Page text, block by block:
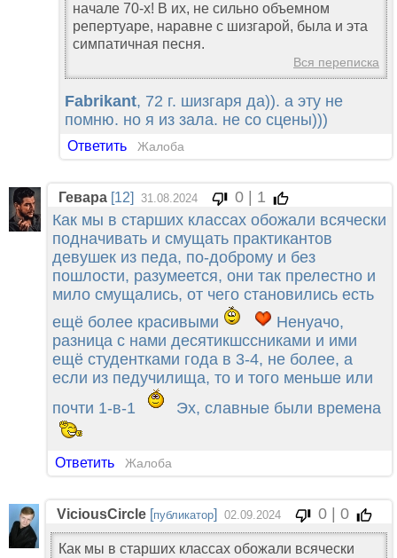
начале 70-х! В их, не сильно объемном
репертуаре, наравне с шизгарой, была и эта
симпатичная песня.
Вся переписка
Fabrikant, 72 г. шизгаря да)). а эту не
помню. но я из зала. не со сцены)))
Ответить Жалоба
Гевара [12] 31.08.2024
0 | 1
Как мы в старших классах обожали всячески
подначивать и смущать практикантов
девушек из педа, по-доброму и без
пошлости, разумеется, они так прелестно и
мило смущались, от чего становились есть
ещё более красивыми
Ненуачо,
разница с нами десятикшссниками и ими
ещё студентками года в 3-4, не более, а
если из педучилища, то и того меньше или
почти 1-в-1
Эх, славные были времена
Ответить Жалоба
ViciousCircle [публикатор] 02.09.2024 0 | 0
Как мы в старших классах обожали всячески